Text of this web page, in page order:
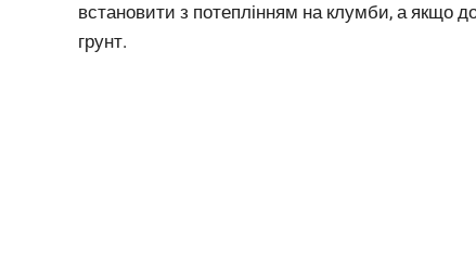
встановити з потеплінням на клумби, а якщо
грунт.